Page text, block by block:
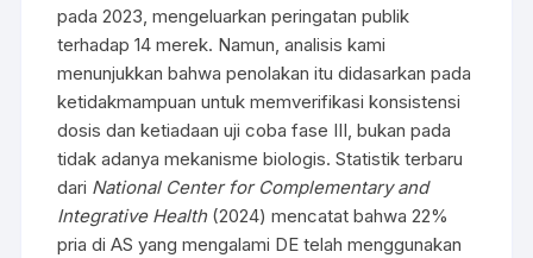
pada 2023, mengeluarkan peringatan publik
terhadap 14 merek. Namun, analisis kami
menunjukkan bahwa penolakan itu didasarkan pada
ketidakmampuan untuk memverifikasi konsistensi
dosis dan ketiadaan uji coba fase III, bukan pada
tidak adanya mekanisme biologis. Statistik terbaru
dari National Center for Complementary and
Integrative Health(2024) mencatat bahwa 22%
pria di AS yang mengalami DE telah menggunakan